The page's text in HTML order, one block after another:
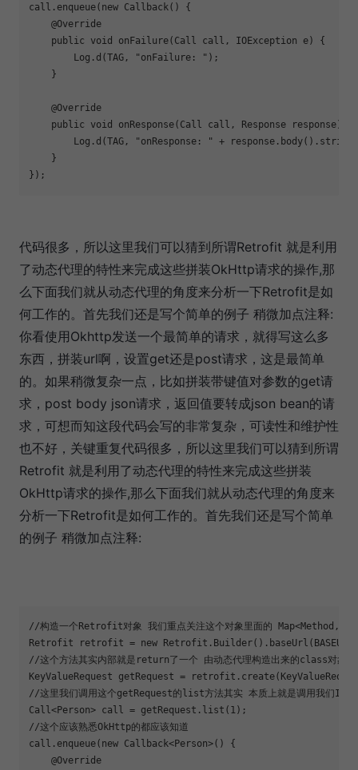
call.enqueue(new Callback () {
    @Override
    public void onFailure(Call call, IOException e) {
        Log.d(TAG,
"onFailure: " );
    }
    @Override
public void onResponse(Call call, Response response)
        Log.d(TAG,
"onResponse: "
+
    }
});
代码很多，所以这里我们可以猜到所谓Retrofit 就是利用
了动态代理的特性来完成这些拼装OkHttp请求的操作,那
么下面我们就从动态代理的角度来分析一下Retrofit是如
何工作的。首先我们还是写个简单的例子 稍微加点注释:
你看使用Okhttp发送一个最简单的请求，就得写这么多
东西，拼装url啊，设置get还是post请求，这是最简单
的。如果稍微复杂一点，比如拼装带键值对参数的get请
求，post body json请求，返回值要转成json bean的请
求，可想而知这段代码会写的非常复杂，可读性和维护性
也不好，关键重复代码很多，所以这里我们可以猜到所谓
Retrofit 就是利用了动态代理的特性来完成这些拼装
OkHttp请求的操作,那么下面我们就从动态代理的角度来
分析一下Retrofit是如何工作的。首先我们还是写个简单
的例子 稍微加点注释:
//构造一个Retrofit对象 我们重点关注这个对象里面的 Map<Method,
Retrofit retrofit = new
//这个方法其实内部就是 return了一个 由动态代理构造出来的class对象
KeyValueRequest getRequest =
//这里我们调用这个getRequest的list方法其实 本质上就是调用我们
Call<Person> call = getRequest.list(1);
//这个应该熟悉OkHttp的都应该知道
call.enqueue(new Callback<Person>() {
    @Override